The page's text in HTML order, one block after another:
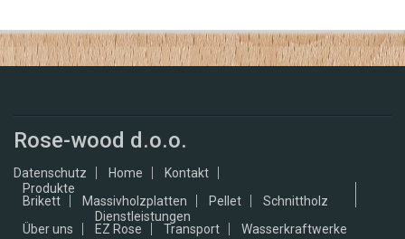
Rose-wood d.o.o.
Datenschutz Home
Kontakt
Produkte
Brikett
Massivholzplatten Pellet
Schnittholz
Über uns
Dienstleistungen
EZ Rose
Transport Wasserkraftwerke